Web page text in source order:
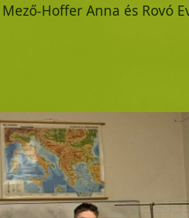
Hoffer Anna és Rovó